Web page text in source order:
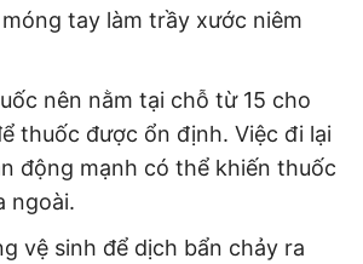
tay làm trầy xước niêm
nên nằm tại chỗ từ 15 cho
thuốc được ổn định. Việc đi lại
động mạnh có thể khiến thuốc
ngoài.
vệ sinh để dịch bẩn chảy ra